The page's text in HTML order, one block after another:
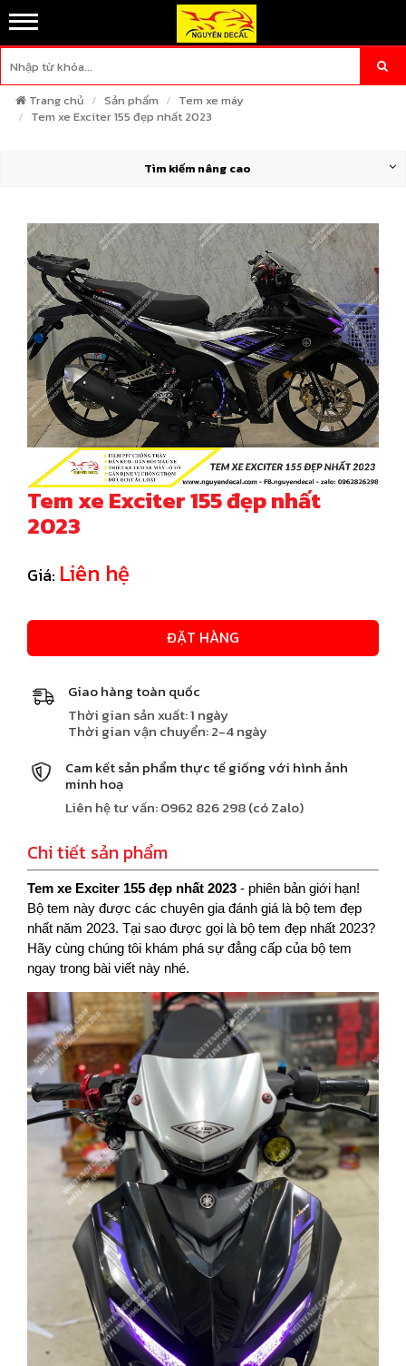
Trang chủ Sản phẩm
Tem xe máy
Tem xe Exciter 155 đẹp nhất 2023
Tìm kiếm nâng cao
Tem xe Exciter 155 đẹp nhất
2023
Giá: Liên hệ
ĐẶT HÀNG
Giao hàng toàn quốc
Thời gian sản xuất: 1 ngày
Thời gian vận chuyển: 2-4 ngày
Cam kết sản phẩm thực tế giống với hình ảnh
minh hoạ
Liên hệ tư vấn: 0962 826 298 (có Zalo)
Chi tiết sản phẩm
Tem xe Exciter 155 đẹp nhất 2023 - phiên bản giới hạn!
Bộ tem này được các chuyên gia đánh giá là bộ tem đẹp
nhất năm 2023. Tại sao được gọi là bộ tem đẹp nhất 2023?
Hãy cùng chúng tôi khám phá sự đẳng cấp của bộ tem
ngay trong bài viết này nhé.